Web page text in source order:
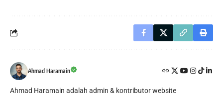
Ahmad Haramain
Ahmad Haramain adalah admin & kontributor website